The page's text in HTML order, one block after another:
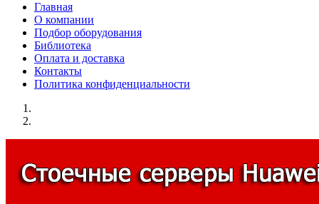
Главная
О компании
Подбор оборудования
Библиотека
Оплата и доставка
Контакты
Политика конфиденциальности